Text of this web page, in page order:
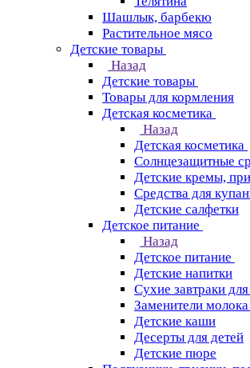
Шашлык, барбекю
Растительное мясо
Детские товары
Назад
Детские товары
Товары для кормления
Детская косметика
Назад
Детская косметика
Солнцезащитные
Детские кремы,
Средства для
Детские салфетки
Детское питание
Назад
Детское питание
Детские напитки
Сухие завтраки
Заменители
Детские каши
Десерты для детей
Детские пюре